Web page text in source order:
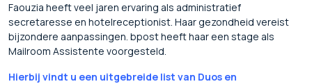
Faouzia heeft veel jaren ervaring als administratief
secretaresse en hotelreceptionist. Haar gezondheid vereist
bijzondere aanpassingen. bpost heeft haar een stage als
Mailroom Assistente voorgesteld.
Hierbij vindt u een uitgebreide list van Duos en